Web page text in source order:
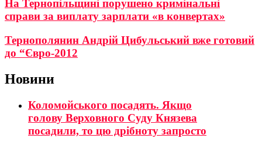
На Тернопільщині порушено кримінальні
справи за виплату зарплати «в конвертах»
Тернополянин Андрій Цибульський вже готовий
до “Євро-2012
Новини
Коломойського посадять. Якщо
голову Верховного Суду Князева
посадили, то цю дрібноту запросто